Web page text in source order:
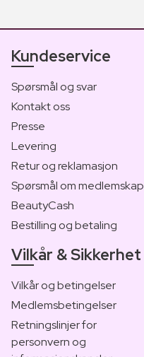
Kundeservice
Spørsmål og svar
Kontakt oss
Presse
Levering
Retur og reklamasjon
Spørsmål om medlemskap
BeautyCash
Bestilling og betaling
Vilkår & Sikkerhet
Vilkår og betingelser
Medlemsbetingelser
Retningslinjer for
personvern og